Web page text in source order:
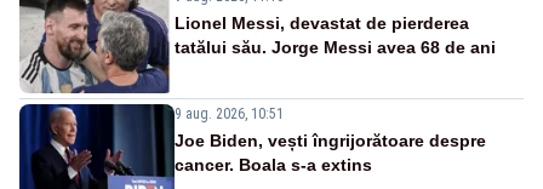
Lionel Messi, devastat de pierderea
tatălui său. Jorge Messi avea 68 de ani
9 aug. 2026, 10:51
Joe Biden, vești îngrijorătoare despre
cancer. Boala s-a extins